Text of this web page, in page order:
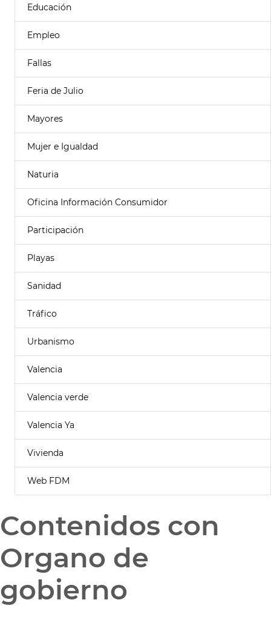
Educación
Empleo
Fallas
Feria de Julio
Mayores
Mujer e Igualdad
Naturia
Oficina Información Consumidor
Participación
Playas
Sanidad
Tráfico
Urbanismo
Valencia
Valencia verde
Valencia Ya
Vivienda
Web FDM
Contenidos con
Organo de
gobierno